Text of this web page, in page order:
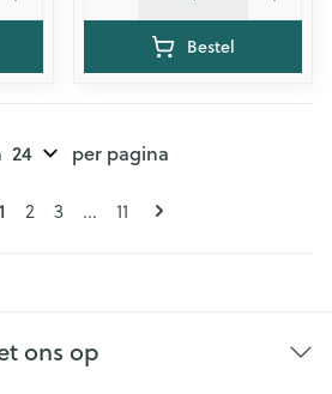
Bestel
Pagina's
U lees momenteel pagina
1 Pagina
2 Pagina
3 ... Pagina
11
per pagina
ons op